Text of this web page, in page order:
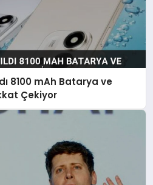
8100 mAh Batarya ve
Çekiyor